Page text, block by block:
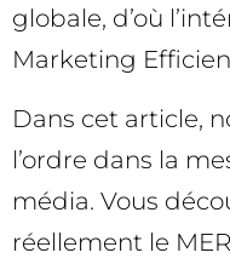
globale, d’où
Marketing
Dans cet article,
l’ordre dans la
média. Vous
réellement le